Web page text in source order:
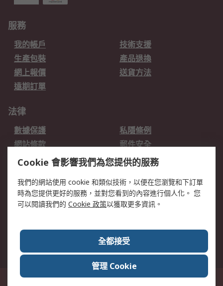
服務
我的帳戶
技術支援
生產包裝
產品退換
網上報價
送貨方法
遠期訂單
法律
數據保護
私隱條例
網站條款
郵件安全
销售条款和条件
關於RS
RS的歷史
關於RS
加入我們
新聞中心
RS銷售條款
台灣新北市土城區中正路1號8樓之2, 郵遞區號23670 這個網站的所有解釋根據
Cookie 會影響我們為您提供的服務
我們的網站使用 cookie 和類似技術，以便在您瀏覽和下訂單
時為您提供更好的服務，並對您看到的內容進行個人化。 您
可以閱讀我們的 Cookie 政策以獲取更多資訊。
全都接受
管理 Cookie